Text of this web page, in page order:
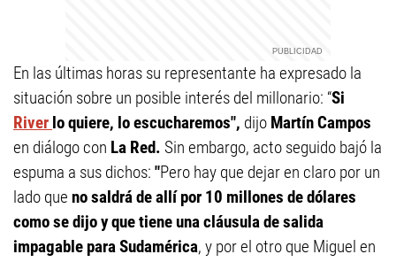
En las últimas horas su representante ha expresado la
situación sobre un posible interés del millonario: “Si
River lo quiere, lo escucharemos", dijo Martín Campos
en diálogo con La Red. Sin embargo, acto seguido bajó la
espuma a sus dichos: "Pero hay que dejar en claro por un
lado que no saldrá de allí por 10 millones de dólares
como se dijo y que tiene una cláusula de salida
impagable para Sudamérica, y por el otro que Miguel en